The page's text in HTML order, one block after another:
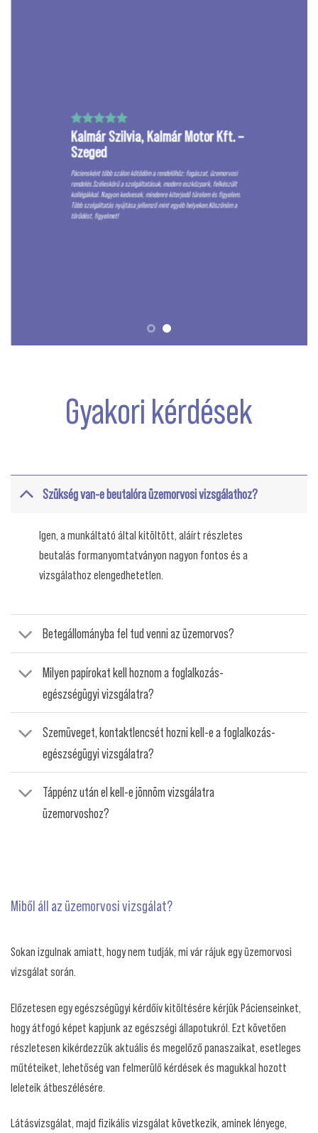
Kalmár Szilvia, Kalmár Motor Kft. –
Szeged
Páciensként több szálon kötődöm a rendelőhöz: fogászat, üzemorvosi
rendelés.Széleskörű a szolgáltatásuk, modern eszközpark, felkészült
kollégákkal. Nagyon kedvesek, mindenre kiterjedő türelem és figyelem.
Több szolgáltatás nyújtása jellemző mint egyéb helyeken.Köszönöm a
törődést, figyelmet!
Gyakori kérdések
Szükség van-e beutalóra üzemorvosi vizsgálathoz?
Igen, a munkáltató által kitöltött, aláírt részletes
beutalás formanyomtatványon nagyon fontos és a
vizsgálathoz elengedhetetlen.
Betegállományba fel tud venni az üzemorvos?
Milyen papírokat kell hoznom a foglalkozás-
egészségügyi vizsgálatra?
Szemüveget, kontaktlencsét hozni kell-e a foglalkozás-
egészségügyi vizsgálatra?
Táppénz után el kell-e jönnöm vizsgálatra
üzemorvoshoz?
Miből áll az üzemorvosi vizsgálat?
Sokan izgulnak amiatt, hogy nem tudják, mi vár rájuk egy üzemorvosi
vizsgálat során.
Előzetesen egy egészségügyi kérdőív kitöltésére kérjük Pácienseinket,
hogy átfogó képet kapjunk az egészségi állapotukról. Ezt követően
részletesen kikérdezzük aktuális és megelőző panaszaikat, esetleges
műtéteiket, lehetőség van felmerülő kérdések és magukkal hozott
leleteik átbeszélésére.
Látásvizsgálat, majd fizikális vizsgálat következik, aminek lényege,